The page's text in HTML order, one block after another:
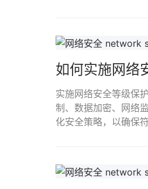
如何实施网络
实施网络安全等级保
制、数据加密、网络
化安全策略，以确保